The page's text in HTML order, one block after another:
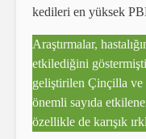
kedileri en yüksek
Araştırmalar,
etkilediğini
geliştirilen Çinçilla ve
önemli sayıda
özellikle de karışık